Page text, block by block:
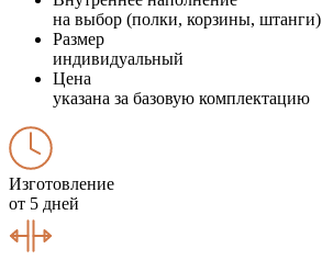
на выбор (полки, корзины, штанги)
Размер
индивидуальный
Цена
указана за базовую комплектацию
Изготовление
от 5 дней